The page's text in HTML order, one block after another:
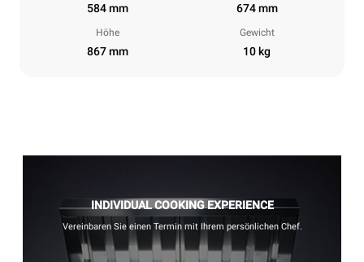
584 mm 674 mm
Höhe
867 mm
Gewicht
10 kg
INDIVIDUAL COOKING EXPERIENCE
Vereinbaren Sie einen Termin mit Ihrem persönlichen Chef.